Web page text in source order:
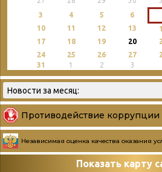
3 4 5 6
10
11 12 13
17
18 19 20
24 25 26 27
31
1 2 3
Противодействие коррупции
Независимая оценка качества оказания
Показать карту